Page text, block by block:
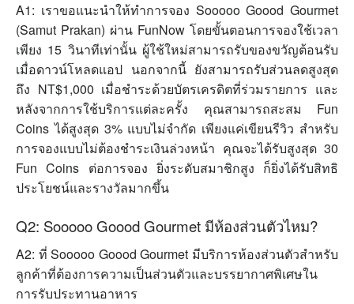
A1: เราขอแนะนำให้ทำการจอง Sooooo Goood Gourmet
(Samut Prakan) ผ่าน FunNow โดยขั้นตอนการจองใช้เวลา
เพียง 15 วินาทีเท่านั้น ผู้ใช้ใหม่สามารถรับของขวัญต้อนรับ
เมื่อดาวน์โหลดแอป นอกจากนี้ ยังสามารถรับส่วนลดสูงสุด
ถึง NT$1,000 เมื่อชำระด้วยบัตรเครดิตที่ร่วมรายการ และ
หลังจากการใช้บริการแต่ละครั้ง คุณสามารถสะสม Fun
Coins ได้สูงสุด 3% แบบไม่จำกัด เพียงแค่เขียนรีวิว สำหรับ
การจองแบบไม่ต้องชำระเงินล่วงหน้า คุณจะได้รับสูงสุด 30
Fun Coins ต่อการจอง ยิ่งระดับสมาชิกสูง ก็ยิ่งได้รับสิทธิ
ประโยชน์และรางวัลมากขึ้น
Q2: Sooooo Goood Gourmet มีห้องส่วนตัวไหม?
A2: ที่ Sooooo Goood Gourmet มีบริการห้องส่วนตัวสำหรับ
ลูกค้าที่ต้องการความเป็นส่วนตัวและบรรยากาศพิเศษใน
การรับประทานอาหาร